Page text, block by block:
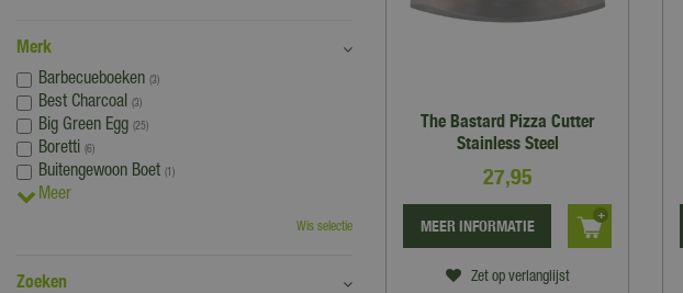
The Bastard Pizza Cutter
Stainless Steel
27,95
Zet op verlanglijst
MEER INFORMATIE
Merk
Barbecueboeken (3)
Best Charcoal (3)
Big Green Egg (25)
Boretti (6)
Buitengewoon Boet (1)
Meer
Wis selectie
Zoeken